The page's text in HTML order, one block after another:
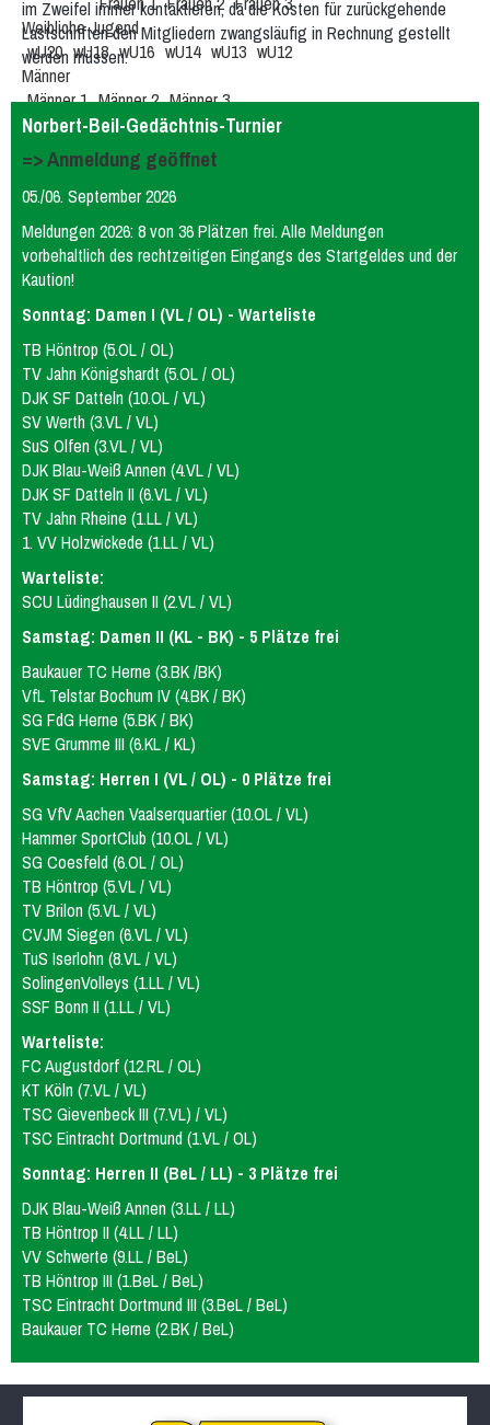
Weibliche Jugend
wU20 wU18 wU16 wU14 wU13 wU12
Männer
Männer 1 Männer 2 Männer 3
Männliche Jugend
mU20
mU16 mU14 mU13
Beach
Erfolge
Frauen
weibliche Jugend Männer männliche Jugend
History
Damen 4 Damen 5 Quereinsteiger Stadtliga Herren
mU20 (PSV)
Tischtennis Sportabzeichen
im Zweifel immer kontaktieren, da die Kosten für zurückgehende
Lastschriften den Mitgliedern zwangsläufig in Rechnung gestellt
werden müssen.
Norbert-Beil-Gedächtnis-Turnier
=> Anmeldung geöffnet
05./06. September 2026
Meldungen 2026: 8 von 36 Plätzen frei. Alle Meldungen
vorbehaltlich des rechtzeitigen Eingangs des Startgeldes und der
Kaution!
Sonntag: Damen I (VL / OL) - Warteliste
TB Höntrop (5.OL / OL)
TV Jahn Königshardt (5.OL / OL)
DJK SF Datteln (10.OL / VL)
SV Werth (3.VL / VL)
SuS Olfen (3.VL / VL)
DJK Blau-Weiß Annen (4.VL / VL)
DJK SF Datteln II (6.VL / VL)
TV Jahn Rheine (1.LL / VL)
1. VV Holzwickede (1.LL / VL)
Warteliste:
SCU Lüdinghausen II (2.VL / VL)
Samstag: Damen II (KL - BK) - 5 Plätze frei
Baukauer TC Herne (3.BK /BK)
VfL Telstar Bochum IV (4.BK / BK)
SG FdG Herne (5.BK / BK)
SVE Grumme III (6.KL / KL)
Samstag: Herren I (VL / OL) - 0 Plätze frei
SG VfV Aachen Vaalserquartier (10.OL / VL)
Hammer SportClub (10.OL / VL)
SG Coesfeld (6.OL / OL)
TB Höntrop (5.VL / VL)
TV Brilon (5.VL / VL)
CVJM Siegen (6.VL / VL)
TuS Iserlohn (8.VL / VL)
SolingenVolleys (1.LL / VL)
SSF Bonn II (1.LL / VL)
Warteliste:
FC Augustdorf (12.RL / OL)
KT Köln (7.VL / VL)
TSC Gievenbeck III (7.VL) / VL)
TSC Eintracht Dortmund (1.VL / OL)
Sonntag: Herren II (BeL / LL) - 3 Plätze frei
DJK Blau-Weiß Annen (3.LL / LL)
TB Höntrop II (4.LL / LL)
VV Schwerte (9.LL / BeL)
TB Höntrop III (1.BeL / BeL)
TSC Eintracht Dortmund III (3.BeL / BeL)
Baukauer TC Herne (2.BK / BeL)